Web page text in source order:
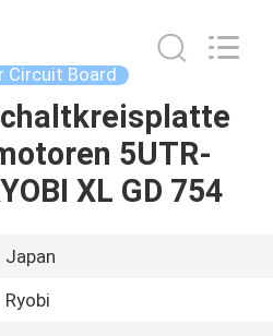
Circuit Board
5UTR-
XL GD 754
Japan
Ryobi